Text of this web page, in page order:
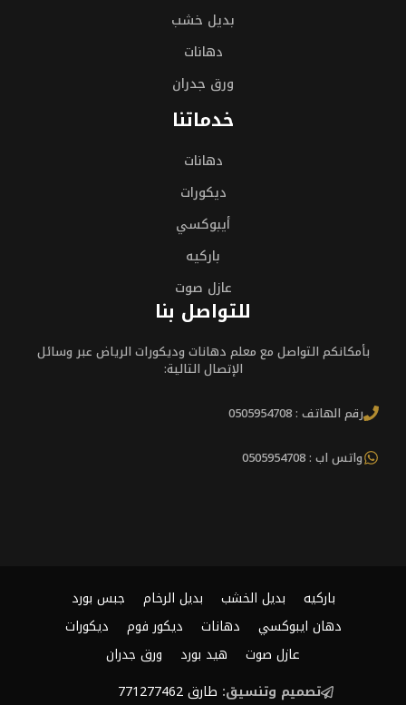
بديل خشب
دهانات
ورق جدران
خدماتنا
دهانات
ديكورات
أيبوكسي
باركيه
عازل صوت
للتواصل بنا
بأمكانكم التواصل مع معلم دهانات وديكورات الرياض عبر وسائل
الإتصال التالية:
رقم الهاتف : 0505954708
واتس اب : 0505954708
باركيه بديل الخشب بديل الرخام
جبس بورد
دهان ايبوكسي
دهانات ديكور فوم
ديكورات
عازل صوت
هيد بورد
ورق جدران
تصميم وتنسيق: طارق 771277462